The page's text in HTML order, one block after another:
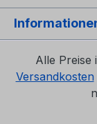
Alle Preise
Versandkosten